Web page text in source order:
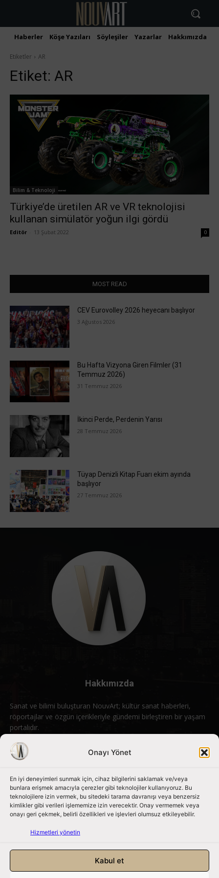
Onayı Yönet
En iyi deneyimleri sunmak için, cihaz bilgilerini saklamak ve/veya
bunlara erişmek amacıyla çerezler gibi teknolojiler kullanıyoruz. Bu
teknolojilere izin vermek, bu sitedeki tarama davranışı veya benzersiz
kimlikler gibi verileri işlememize izin verecektir. Onay vermemek veya
onayı geri çekmek, belirli özellikleri ve işlevleri olumsuz etkileyebilir.
Hizmetleri yönetin
Kabul et
Haberler Köşe Yazıları Söyleşiler Yazarlar Hakkımızda
Etiketler AR
Etiket: AR
Bilim & Teknoloji
Türkiye’de üretilen AR ve VR teknolojisi
kullanan simülatör yoğun ilgi gördü
Editör 13 Şubat 2022 0
MOST READ
CEV Eurovolley 2026 heyecanı başlıyor
3 Ağustos 2026
Bu Hafta Vizyona Giren Filmler (31
Temmuz 2026)
31 Temmuz 2026
İkinci Perde, Perdenin Yarısı
28 Temmuz 2026
Tüyap Denizli Kitap Fuarı ekim ayında
başlıyor
27 Temmuz 2026
Hakkımızda
Sanat ve bilimi buluşturan NouvArt; kültür sanat haberleri,
röportajlar ve özgün içerikleriyle gündemi birleştiren bir yaşam
portalıdır.
Bizimle iletişime geçin: info@nouvart.net
Bizi Takip Edin